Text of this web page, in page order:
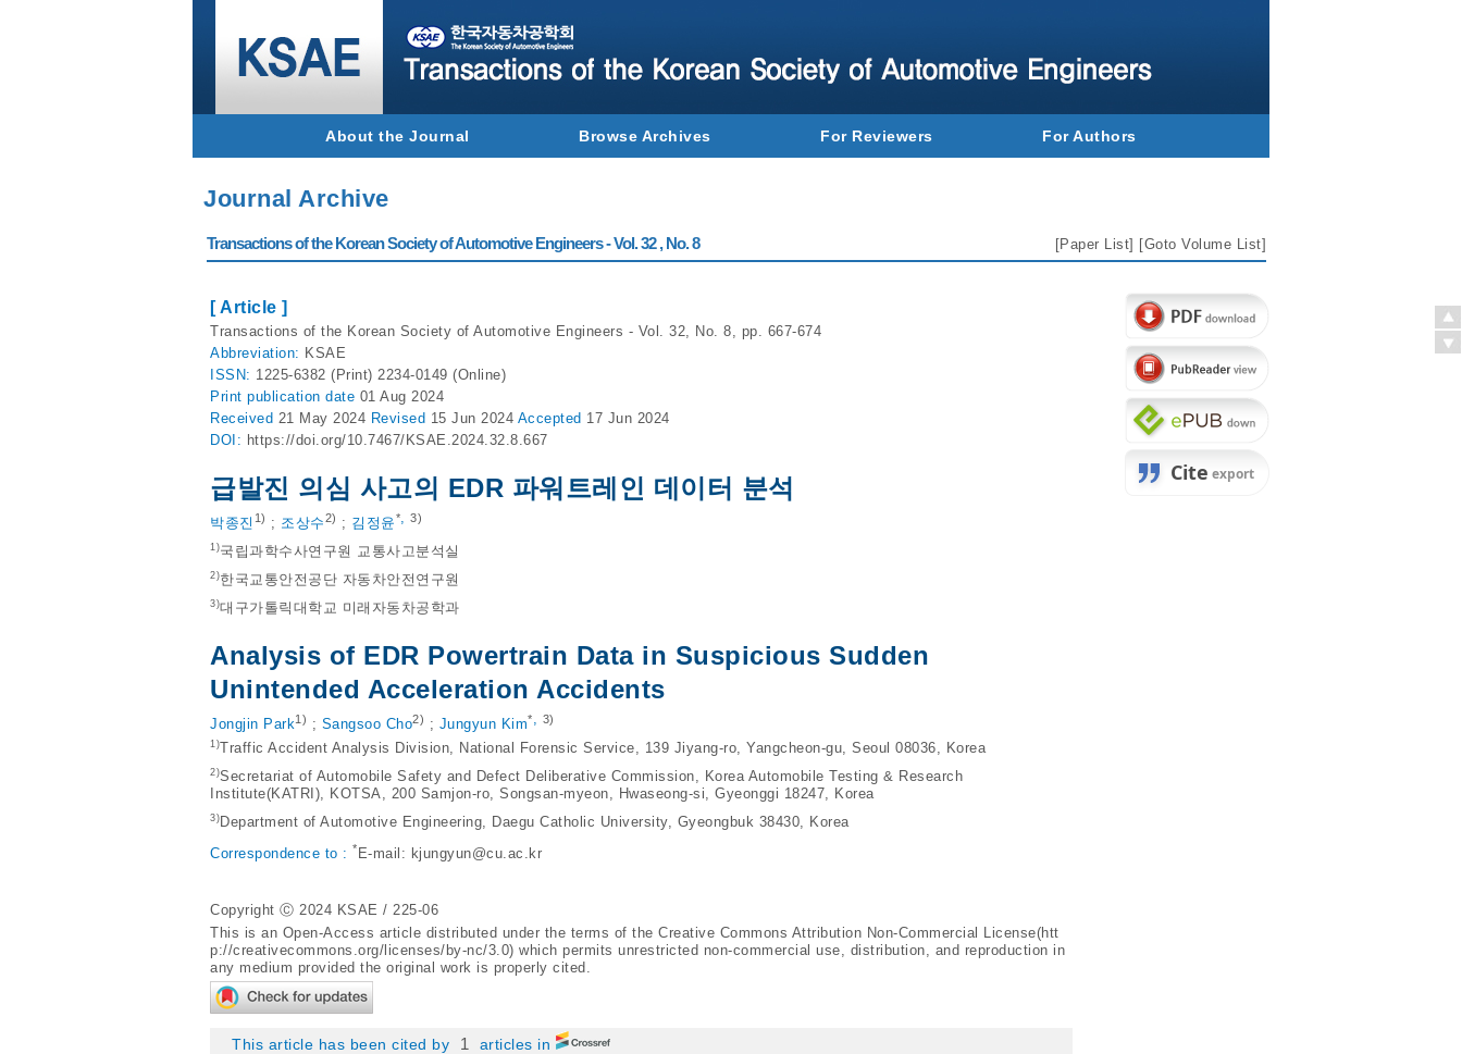
About the Journal Browse Archives For Reviewers For Authors
Journal Archive
Transactions of the Korean Society of Automotive Engineers - Vol. 32 , No. 8 [Paper List] [Goto Volume List]
[ Article ]
Transactions of the Korean Society of Automotive Engineers - Vol. 32, No. 8, pp. 667-674
Abbreviation: KSAE
ISSN: 1225-6382 (Print) 2234-0149 (Online)
Print publication date 01 Aug 2024
Received 21 May 2024 Revised 15 Jun 2024 Accepted 17 Jun 2024
DOI: https://doi.org/10.7467/KSAE.2024.32.8.667
급발진 의심 사고의 EDR 파워트레인 데이터 분석
박종진 1) ; 조상수2) ; 김정윤*, 3)
1)국립과학수사연구원 교통사고분석실
2)한국교통안전공단 자동차안전연구원
3)대구가톨릭대학교 미래자동차공학과
Analysis of EDR Powertrain Data in Suspicious Sudden
Unintended Acceleration Accidents
Jongjin Park1) ; Sangsoo Cho2) ; Jungyun Kim*, 3)
1)Traffic Accident Analysis Division, National Forensic Service, 139 Jiyang-ro, Yangcheon-gu, Seoul 08036, Korea
2)Secretariat of Automobile Safety and Defect Deliberative Commission, Korea Automobile Testing & Research
Institute(KATRI), KOTSA, 200 Samjon-ro, Songsan-myeon, Hwaseong-si, Gyeonggi 18247, Korea
3) Department of Automotive Engineering, Daegu Catholic University, Gyeongbuk 38430, Korea
Correspondence to : * E-mail: kjungyun@cu.ac.kr
Copyright Ⓒ 2024 KSAE / 225-06
This is an Open-Access article distributed under the terms of the Creative Commons Attribution Non-Commercial License(htt
p://creativecommons.org/licenses/by-nc/3.0) which permits unrestricted non-commercial use, distribution, and reproduction in
any medium provided the original work is properly cited.
This article has been cited by 1 articles in